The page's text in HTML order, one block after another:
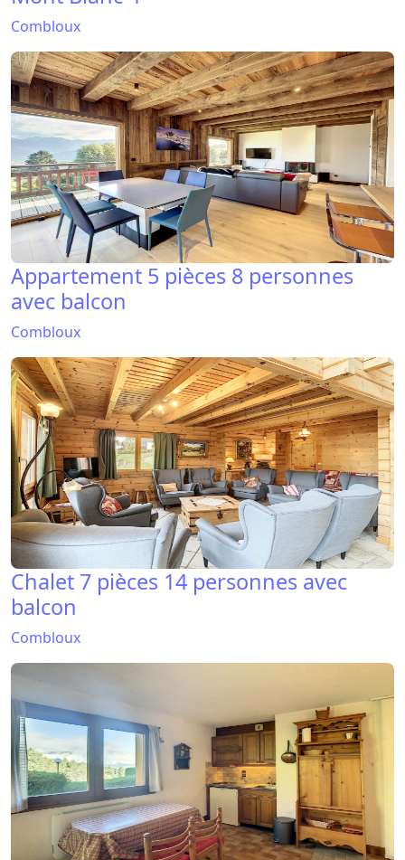
Combloux
Appartement 5 pièces 8 personnes
avec balcon
Combloux
Chalet 7 pièces 14 personnes avec
balcon
Combloux